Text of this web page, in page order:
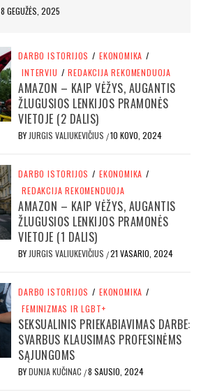
8 GEGUŽĖS, 2025
DARBO ISTORIJOS / EKONOMIKA /
INTERVIU / REDAKCIJA REKOMENDUOJA
AMAZON – KAIP VĖŽYS, AUGANTIS
ŽLUGUSIOS LENKIJOS PRAMONĖS
VIETOJE (2 DALIS)
BY JURGIS VALIUKEVIČIUS /10 KOVO, 2024
DARBO ISTORIJOS / EKONOMIKA /
REDAKCIJA REKOMENDUOJA
AMAZON – KAIP VĖŽYS, AUGANTIS
ŽLUGUSIOS LENKIJOS PRAMONĖS
VIETOJE (1 DALIS)
BY JURGIS VALIUKEVIČIUS /21 VASARIO, 2024
DARBO ISTORIJOS / EKONOMIKA /
FEMINIZMAS IR LGBT+
SEKSUALINIS PRIEKABIAVIMAS DARBE:
SVARBUS KLAUSIMAS PROFESINĖMS
SĄJUNGOMS
BYDUNJA KUČINAC /8 SAUSIO, 2024